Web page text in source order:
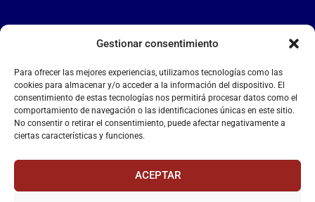
Gestionar consentimiento
Para ofrecer las mejores experiencias, utilizamos tecnologías como las
cookies para almacenar y/o acceder a la información del dispositivo. El
consentimiento de estas tecnologías nos permitirá procesar datos como el
comportamiento de navegación o las identificaciones únicas en este sitio.
No consentir o retirar el consentimiento, puede afectar negativamente a
ciertas características y funciones.
ACEPTAR
LA FALANGE
Reproductor
de
vídeo